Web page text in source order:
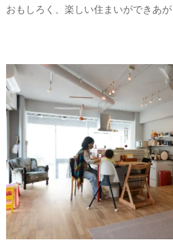
おもしろく、楽しい住まいができあが